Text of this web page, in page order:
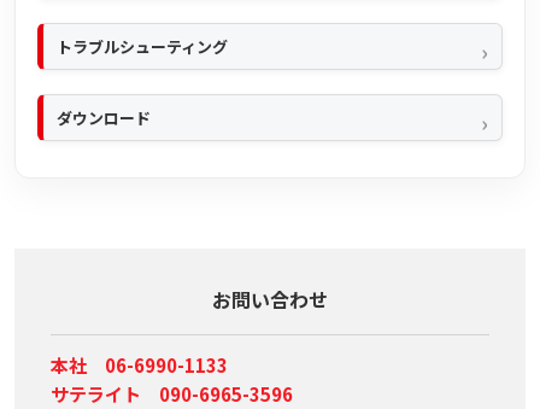
トラブルシューティング
ダウンロード
お問い合わせ
本社 06-6990-1133
サテライト 090-6965-3596